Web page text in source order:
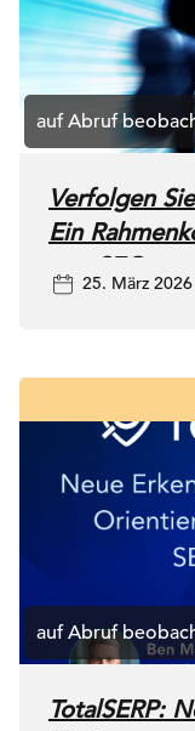
Verfolgen
Ein
von SEO
25. März 2026
TotalSERP: